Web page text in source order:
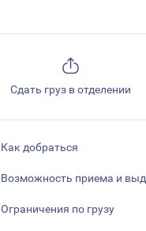
Сдать груз в отделении
Как добраться
Возможность приема и
Ограничения по грузу